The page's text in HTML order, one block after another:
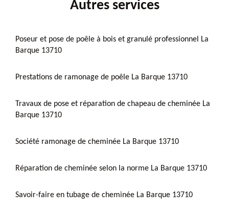
Autres services
Poseur et pose de poêle à bois et granulé professionnel La
Barque 13710
Prestations de ramonage de poêle La Barque 13710
Travaux de pose et réparation de chapeau de cheminée La
Barque 13710
Société ramonage de cheminée La Barque 13710
Réparation de cheminée selon la norme La Barque 13710
Savoir-faire en tubage de cheminée La Barque 13710